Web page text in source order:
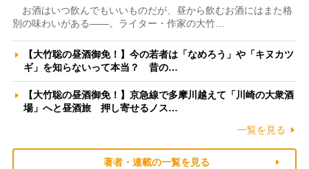
お酒はいつ飲んでもいいものだが、昼から飲むお酒にはまた格
別の味わいがある――。ライター・作家の大竹…
【大竹聡の昼酒御免！】今の若者は「なめろう」や「キヌカツ
ギ」を知らないって本当？ 昔の…
【大竹聡の昼酒御免！】京急線で多摩川越えて「川崎の大衆酒
場」へと昼酒旅 押し寄せるノス…
一覧を見る
著者・連載の一覧を見る